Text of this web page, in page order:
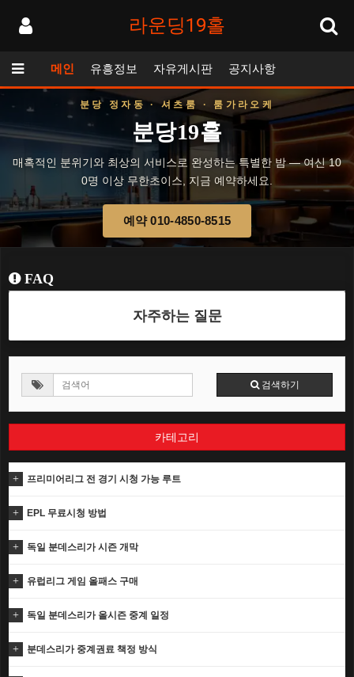
라운딩19홀
메인 유흥정보 자유게시판 공지사항
분당 정자동 · 셔츠룸 · 룸가라오케
분당19홀
매혹적인 분위기와 최상의 서비스로 완성하는 특별한 밤 — 여신 10
0명 이상 무한초이스, 지금 예약하세요.
예약 010-4850-8515
FAQ
자주하는 질문
검색하기
카테고리
프리미어리그 전 경기 시청 가능 루트
EPL 무료시청 방법
독일 분데스리가 시즌 개막
유럽리그 게임 올패스 구매
독일 분데스리가 올시즌 중계 일정
분데스리가 중계권료 책정 방식